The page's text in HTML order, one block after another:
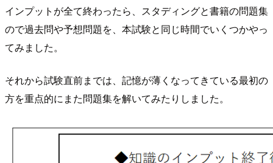
インプットが全て終わったら、スタディングと書籍の問題集
ので過去問や予想問題を、本試験と同じ時間でいくつかやっ
てみました。
それから試験直前までは、記憶が薄くなってきている最初の
方を重点的にまた問題集を解いてみたりしました。